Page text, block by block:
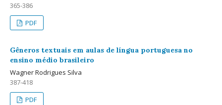
365-386
PDF
Gêneros textuais em aulas de língua portuguesa no
ensino médio brasileiro
Wagner Rodrigues Silva
387-418
PDF